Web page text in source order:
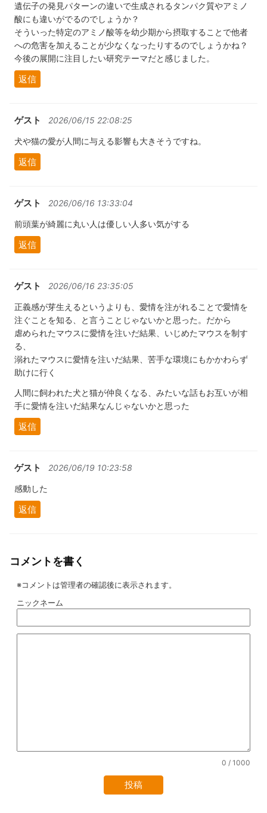
遺伝子の発見パターンの違いで生成されるタンパク質やアミノ
酸にも違いがでるのでしょうか？
そういった特定のアミノ酸等を幼少期から摂取することで他者
への危害を加えることが少なくなったりするのでしょうかね？
今後の展開に注目したい研究テーマだと感じました。
返信
ゲスト 2026/06/15 22:08:25
犬や猫の愛が人間に与える影響も大きそうですね。
返信
ゲスト 2026/06/16 13:33:04
前頭葉が綺麗に丸い人は優しい人多い気がする
返信
ゲスト 2026/06/16 23:35:05
正義感が芽生えるというよりも、愛情を注がれることで愛情を
注ぐことを知る、と言うことじゃないかと思った。だから
虐められたマウスに愛情を注いだ結果、いじめたマウスを制す
る、
溺れたマウスに愛情を注いだ結果、苦手な環境にもかかわらず
助けに行く
人間に飼われた犬と猫が仲良くなる、みたいな話もお互いが相
手に愛情を注いだ結果なんじゃないかと思った
返信
ゲスト 2026/06/19 10:23:58
感動した
返信
コメントを書く
※コメントは管理者の確認後に表示されます。
ニックネーム
0 / 1000